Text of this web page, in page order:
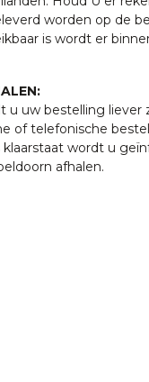
worden op de
is wordt er
u uw bestelling liever
of telefonische
klaarstaat wordt u
afhalen.